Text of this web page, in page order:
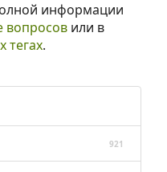
информации
вопросовили в
тегах.
921